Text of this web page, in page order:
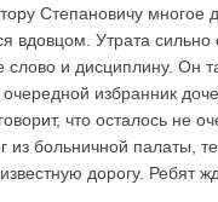
Степановичу многое
вдовцом. Утрата
слово и дисциплину. Он
избранник
что осталось не
из больничной палаты,
дорогу. Ребят